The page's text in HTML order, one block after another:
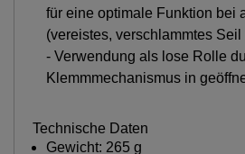
für eine optimale Funktion bei
(vereistes, verschlammtes Seil
- Verwendung als lose Rolle
Klemmmechanismus in
Technische Daten
Gewicht: 265 g